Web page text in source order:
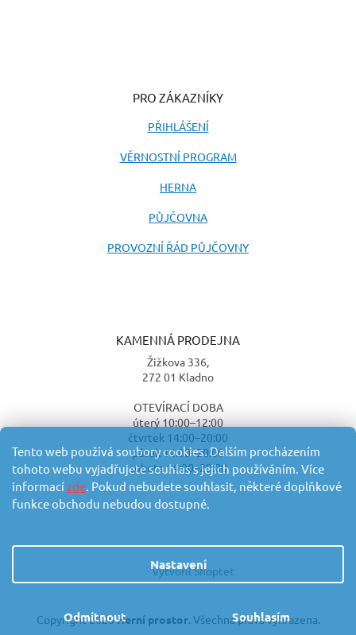
Tento web používá soubory cookies. Dalším procházením
tohoto webu vyjadřujete souhlas s jejich používáním. Více
informacízde. Pokud nebudete souhlasit, některé doplňkové
funkce obchodu nebudou dostupné.
Nastavení
Odmítnout Souhlasím
PRO ZÁKAZNÍKY
PŘIHLÁŠENÍ
VĚRNOSTNÍ PROGRAM
HERNA
PŮJČOVNA
PROVOZNÍ ŘÁD PŮJČOVNY
KAMENNÁ PRODEJNA
Žižkova 336,
272 01 Kladno
OTEVÍRACÍ DOBA
úterý 10:00–12:00
čtvrtek 14:00–20:00
pátek 14:00–20:00
sobota 14:00–20:00
Vytvořil Shoptet
Copyright 2026Herní prostor. Všechna práva vyhrazena.